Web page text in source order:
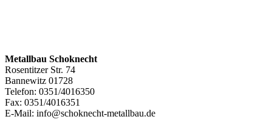
Metallbau Schoknecht
Rosentitzer Str. 74
Bannewitz 01728
Telefon: 0351/4016350
Fax: 0351/4016351
E-Mail: info@schoknecht-metallbau.de